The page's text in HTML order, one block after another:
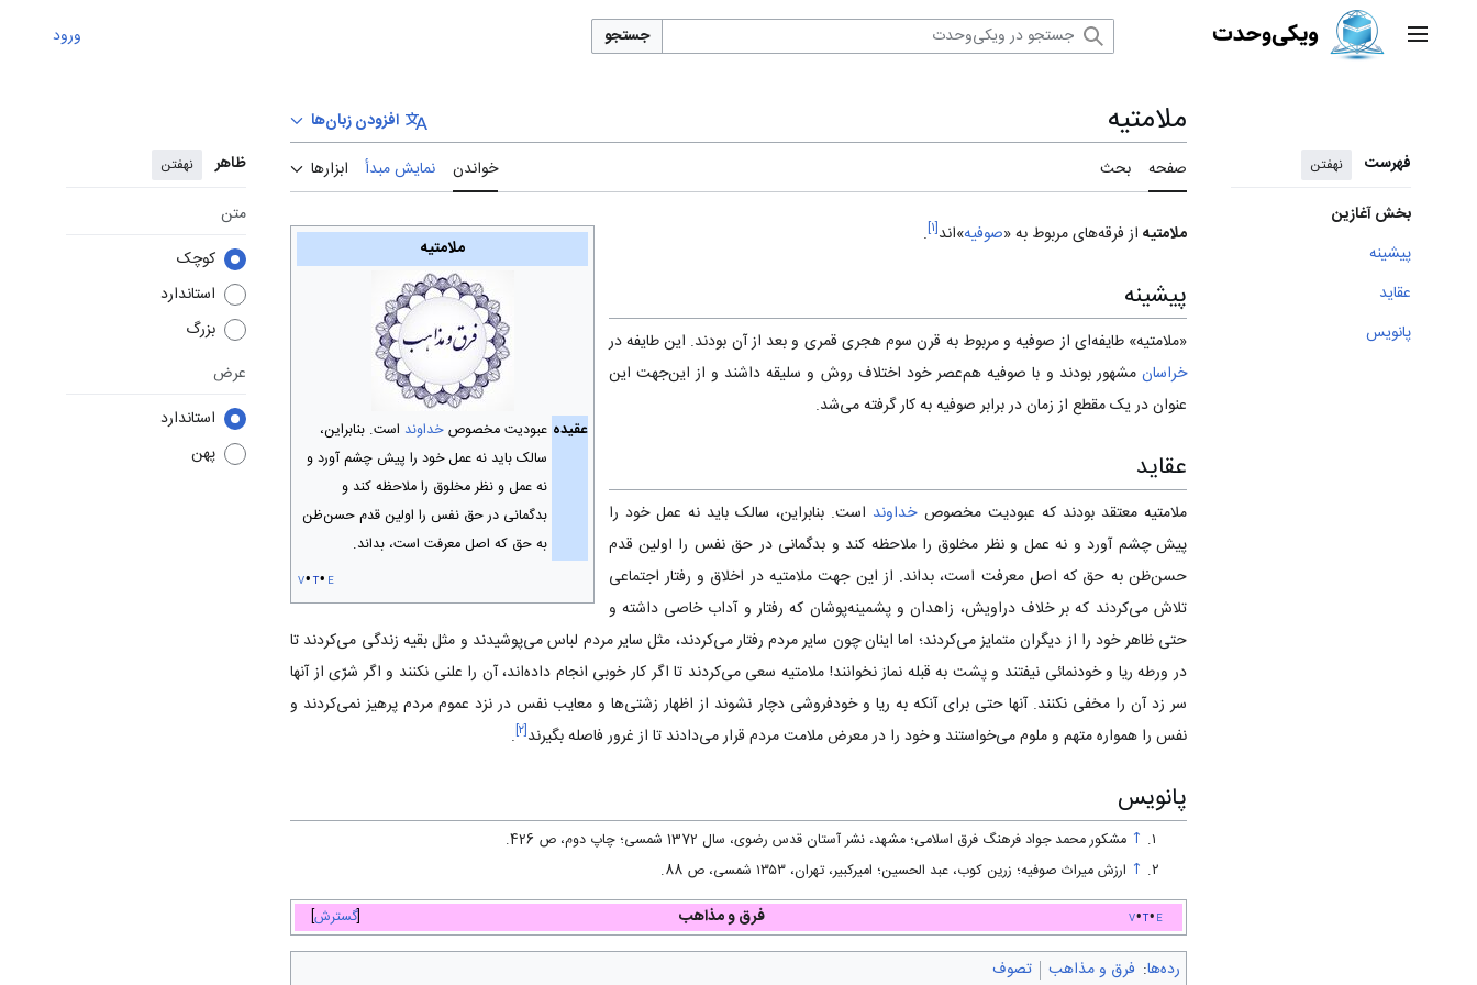
منوی اصلی جستجو ورود
فهرست نهفتن
بخش آغازین
پیشینه
عقاید
پانویس
ملامتیه
افزودن زبان‌ها
صفحه
بحث خواندن نمایش مبدأ ابزارها ظاهر نهفتن
متن
کوچک
استاندارد
بزرگ
عرض
استاندارد
پهن
ملامتيه‏
عقیده عبوديت مخصوصخداوند است. بنابر‌این،
سالک باید نه عمل خود را پيش چشم آورد و
نه عمل و نظر مخلوق را ملاحظه کند و
بدگمانی در حق نفس را اولين قدم حسن‌ظن
به حق که اصل معرفت است، بداند.
v t e
ملامتيه‏ از فرقه‌های مربوط به «صوفیه»‌اند[۱]
.
پیشینه
«ملامتيه» طايفه‌ای از صوفيه و مربوط به قرن سوم هجری قمری و بعد از آن بودند. این طایفه در
خراسان مشهور بودند و با صوفیه هم‌عصر خود اختلاف روش و سلیقه‌ داشند و از این‌جهت این
عنوان در یک مقطع از زمان در برابر صوفیه به کار گرفته می‌شد.
عقاید
ملامتيه معتقد بودند که عبوديت مخصوصخداوند است. بنابر‌این، سالک باید نه عمل خود را
پيش چشم آورد و نه عمل و نظر مخلوق را ملاحظه کند و بدگمانی در حق نفس را اولين قدم
حسن‌ظن به حق که اصل معرفت است، بداند. از اين جهت ملامتيه در اخلاق و رفتار اجتماعی
تلاش می‌کردند که بر خلاف دراویش، زاهدان و پشمینه‌پوشان که رفتار و آداب خاصی داشته و
حتی ظاهر خود را از دیگران متمایز می‌کردند؛ اما اینان چون سایر مردم رفتار می‌کردند، مثل سایر مردم لباس می‌پوشیدند و مثل بقیه زندگی می‌کردند تا
در ورطه ريا و خودنمائی نيفتند و پشت به قبله نماز نخوانند! ملامتیه سعی می‌کردند تا اگر کار خوبی انجام داده‌اند، آن را علنی نکنند و اگر شرّی از آنها
سر زد آن را مخفی نکنند. آنها حتی برای آنکه به ريا و خود‌فروشی دچار نشوند از اظهار زشتی‌ها و معايب نفس در نزد عموم مردم پرهیز نمی‌کردند و
نفس را همواره متهم و ملوم می‌خواستند و خود را در معرض ملامت مردم قرار می‌دادند تا از غرور فاصله بگیرند[۲]
.
پانویس
↑ مشکور محمد جواد فرهنگ فرق اسلامی؛ مشهد، نشر آستان قدس رضوی، سال 1372 شمسی؛ چاپ دوم، ص 426.
↑ ارزش میراث صوفیه؛ زرین کوب، عبد الحسین؛ امیرکبیر، تهران، ۱۳۵۳ شمسی، ص 88.
گسترش v t e
فرق و مذاهب
رده‌ها: فرق و مذاهب تصوف